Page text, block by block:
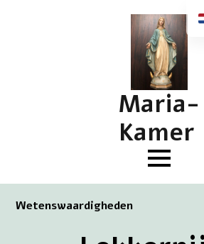
Maria-
Kamer
Wetenswaardigheden